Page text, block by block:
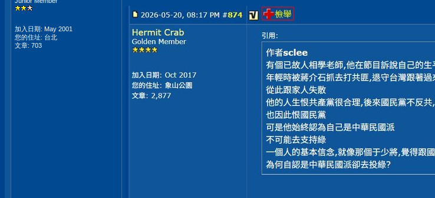
加入日期: May 2001
您的住址: 台北
文章: 703